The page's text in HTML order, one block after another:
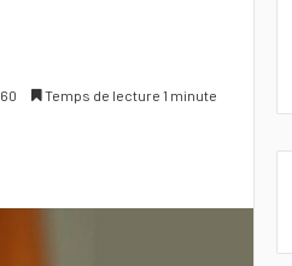
60 Temps de lecture 1 minute